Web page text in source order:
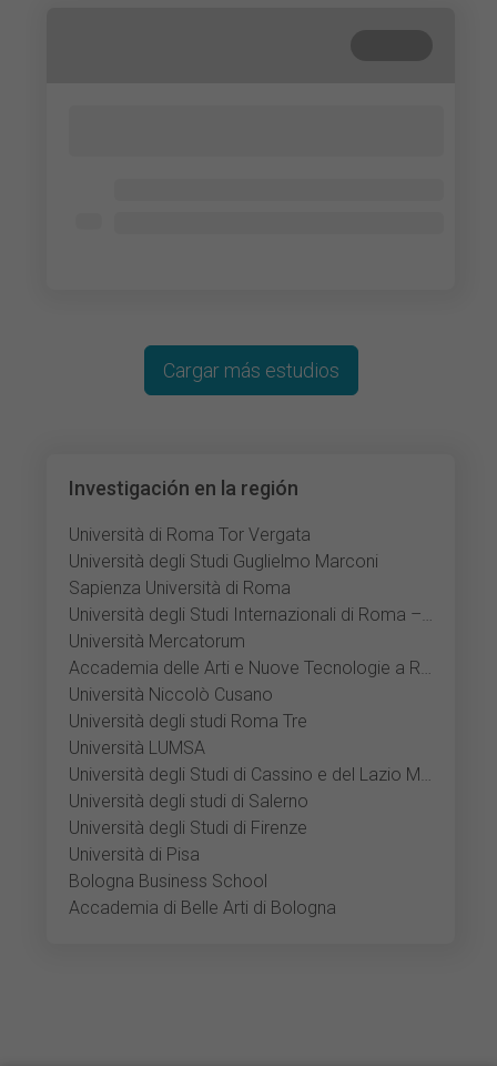
Investigación en la región
Università di Roma Tor Vergata
Università degli Studi Guglielmo Marconi
Sapienza Università di Roma
Università degli Studi Internazionali di Roma – UNINT
Università Mercatorum
Accademia delle Arti e Nuove Tecnologie a Roma
Università Niccolò Cusano
Università degli studi Roma Tre
Università LUMSA
Università degli Studi di Cassino e del Lazio Meridionale
Università degli studi di Salerno
Università degli Studi di Firenze
Università di Pisa
Bologna Business School
Accademia di Belle Arti di Bologna
Cargar más estudios